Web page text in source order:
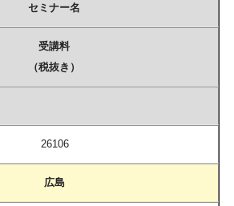
セミナー名
受講料
（税抜き）
26106
広島